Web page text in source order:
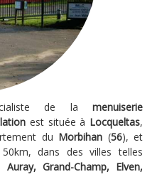
de lamenuiserie
est située à Locqueltas,
du Morbihan (56), et
dans des villes telles
Grand-Champ, Elven,